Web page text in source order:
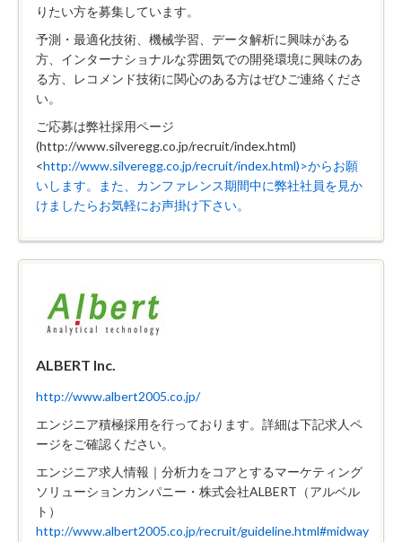
りたい方を募集しています。
予測・最適化技術、機械学習、データ解析に興味がある
方、インターナショナルな雰囲気での開発環境に興味のあ
る方、レコメンド技術に関心のある方はぜひご連絡くださ
い。
ご応募は弊社採用ページ
(http://www.silveregg.co.jp/recruit/index.html)
<http://www.silveregg.co.jp/recruit/index.html)>からお願
いします。また、カンファレンス期間中に弊社社員を見か
けましたらお気軽にお声掛け下さい。
ALBERT Inc.
http://www.albert2005.co.jp/
エンジニア積極採用を行っております。詳細は下記求人ペ
ージをご確認ください。
エンジニア求人情報｜分析力をコアとするマーケティング
ソリューションカンパニー・株式会社ALBERT（アルベル
ト）
http://www.albert2005.co.jp/recruit/guideline.html#midway